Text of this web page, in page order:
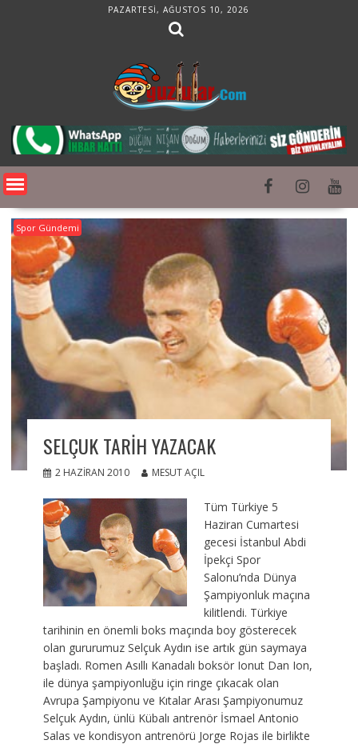
PAZARTESI, AĞUSTOS 10, 2026
Spor Gündemi
SELÇUK TARIH YAZACAK
2 HAZIRAN 2010 MESUT AÇIL
Tüm Türkiye 5
Haziran Cumartesi
gecesi İstanbul Abdi
İpekçi Spor
Salonu’nda Dünya
Şampiyonluk maçına
kilitlendi. Türkiye
tarihinin en önemli boks maçında boy gösterecek
olan gururumuz Selçuk Aydın ise artık gün saymaya
başladı. Romen Asıllı Kanadalı boksör Ionut Dan Ion,
ile dünya şampiyonluğu için ringe çıkacak olan
Avrupa Şampiyonu ve Kıtalar Arası Şampiyonumuz
Selçuk Aydın, ünlü Kübalı antrenör İsmael Antonio
Salas ve kondisyon antrenörü Jorge Rojas ile birlikte